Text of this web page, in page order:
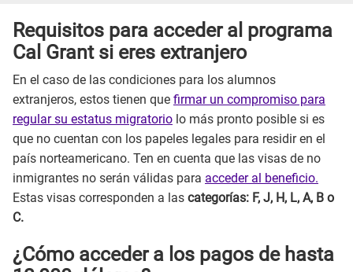
Requisitos para acceder al programa
Cal Grant si eres extranjero
En el caso de las condiciones para los alumnos
extranjeros, estos tienen que firmar un compromiso para
regular su estatus migratorio lo más pronto posible si es
que no cuentan con los papeles legales para residir en el
país norteamericano. Ten en cuenta que las visas de no
inmigrantes no serán válidas para acceder al beneficio.
Estas visas corresponden a las categorías: F, J, H, L, A, B o
C.
¿Cómo acceder a los pagos de hasta